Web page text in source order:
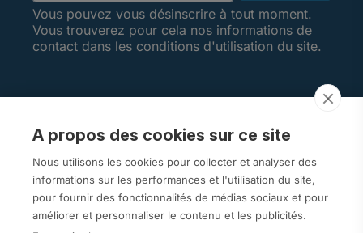
A propos des cookies sur ce site
Nous utilisons les cookies pour collecter et analyser des
informations sur les performances et l'utilisation du site,
pour fournir des fonctionnalités de médias sociaux et pour
améliorer et personnaliser le contenu et les publicités.
Vous pouvez vous désinscrire à tout moment.
Vous trouverez pour cela nos informations de
contact dans les conditions d'utilisation du site.